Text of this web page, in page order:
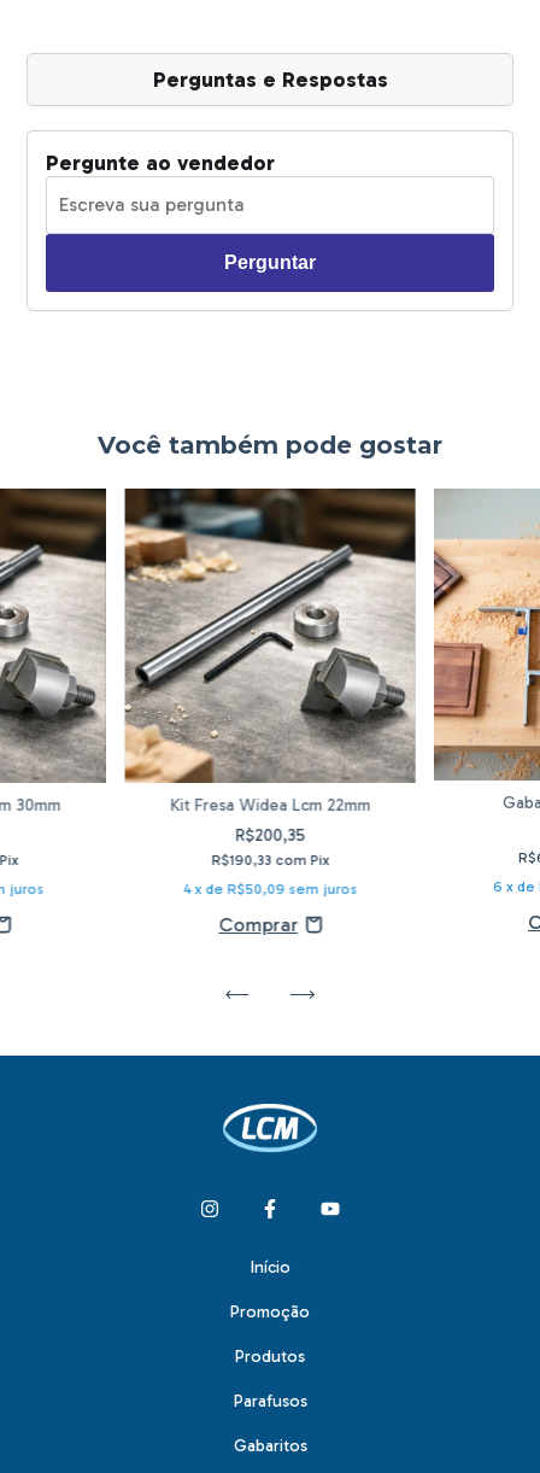
Perguntas e Respostas
Pergunte ao vendedor
Perguntar
Você também pode gostar
30mm
Pix
juros
Kit Fresa Widea Lcm 22mm
R$200,35
R$190,33 com Pix
4 x de R$50,09 sem juros
6 x de
Início
Promoção
Produtos
Parafusos
Gabaritos